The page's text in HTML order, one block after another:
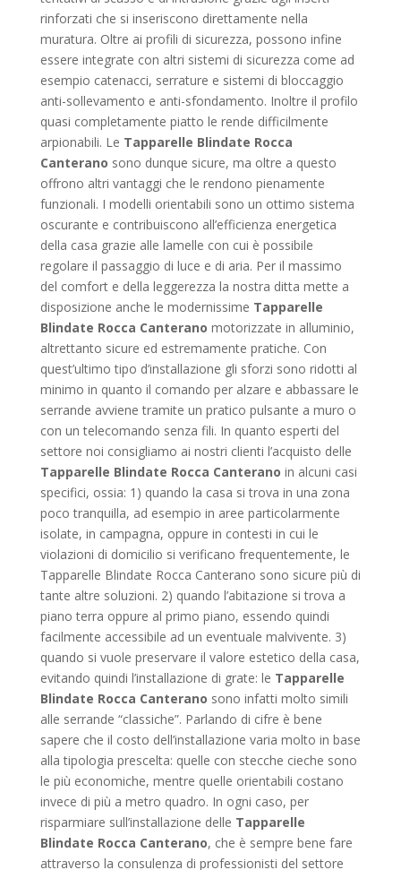
rinforzati che si inseriscono direttamente nella
muratura. Oltre ai profili di sicurezza, possono infine
essere integrate con altri sistemi di sicurezza come ad
esempio catenacci, serrature e sistemi di bloccaggio
anti-sollevamento e anti-sfondamento. Inoltre il profilo
quasi completamente piatto le rende difficilmente
arpionabili. Le Tapparelle Blindate Rocca
Canterano sono dunque sicure, ma oltre a questo
offrono altri vantaggi che le rendono pienamente
funzionali. I modelli orientabili sono un ottimo sistema
oscurante e contribuiscono all’efficienza energetica
della casa grazie alle lamelle con cui è possibile
regolare il passaggio di luce e di aria. Per il massimo
del comfort e della leggerezza la nostra ditta mette a
disposizione anche le modernissime Tapparelle
Blindate Rocca Canterano motorizzate in alluminio,
altrettanto sicure ed estremamente pratiche. Con
quest’ultimo tipo d’installazione gli sforzi sono ridotti al
minimo in quanto il comando per alzare e abbassare le
serrande avviene tramite un pratico pulsante a muro o
con un telecomando senza fili. In quanto esperti del
settore noi consigliamo ai nostri clienti l’acquisto delle
Tapparelle Blindate Rocca Canterano in alcuni casi
specifici, ossia: 1) quando la casa si trova in una zona
poco tranquilla, ad esempio in aree particolarmente
isolate, in campagna, oppure in contesti in cui le
violazioni di domicilio si verificano frequentemente, le
Tapparelle Blindate Rocca Canterano sono sicure più di
tante altre soluzioni. 2) quando l’abitazione si trova a
piano terra oppure al primo piano, essendo quindi
facilmente accessibile ad un eventuale malvivente. 3)
quando si vuole preservare il valore estetico della casa,
evitando quindi l’installazione di grate: le Tapparelle
Blindate Rocca Canterano sono infatti molto simili
alle serrande “classiche”. Parlando di cifre è bene
sapere che il costo dell’installazione varia molto in base
alla tipologia prescelta: quelle con stecche cieche sono
le più economiche, mentre quelle orientabili costano
invece di più a metro quadro. In ogni caso, per
risparmiare sull’installazione delle Tapparelle
Blindate Rocca Canterano, che è sempre bene fare
attraverso la consulenza di professionisti del settore